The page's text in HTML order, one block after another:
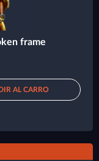
frame
AL CARRO